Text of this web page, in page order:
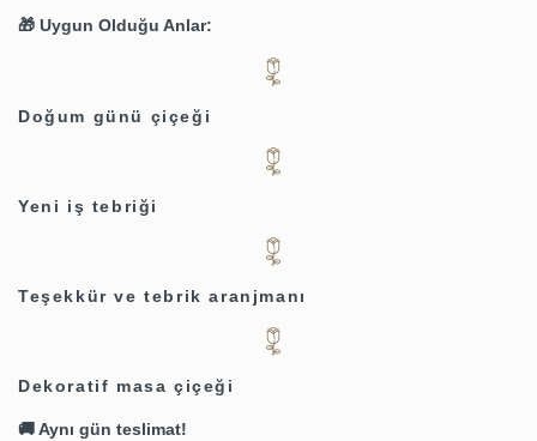
🎁 Uygun Olduğu Anlar:
Doğum günü çiçeği
Yeni iş tebriği
Teşekkür ve tebrik aranjmanı
Dekoratif masa çiçeği
🚚 Aynı gün teslimat!